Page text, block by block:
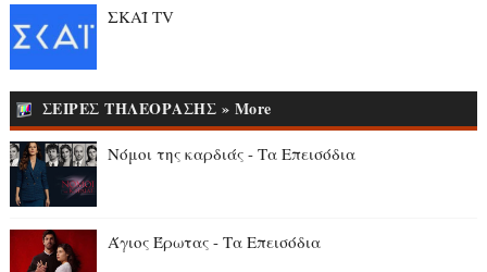
ΣΚΑΪ TV
ΣΕΙΡΕΣ ΤΗΛΕΟΡΑΣΗΣ » More
Νόμοι της καρδιάς - Τα Επεισόδια
Άγιος Έρωτας - Τα Επεισόδια